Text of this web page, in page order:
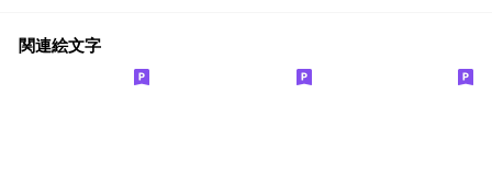
関連絵文字